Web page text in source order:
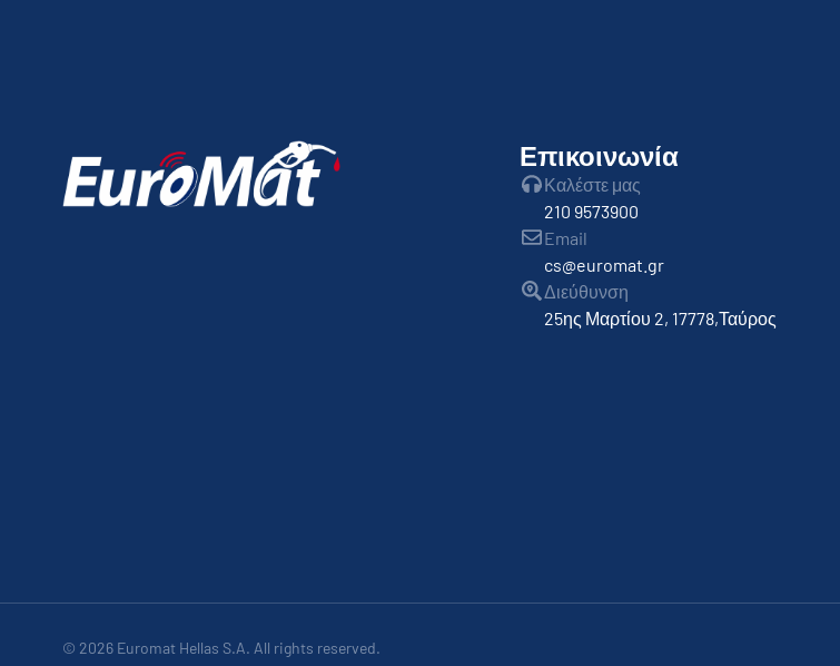
Επικοινωνία
Καλέστε μας
210 9573900
Email
cs@euromat.gr
Διεύθυνση
25ης Μαρτίου 2, 17778,Ταύρος
© 2026 Euromat Hellas S.A. All rights reserved.